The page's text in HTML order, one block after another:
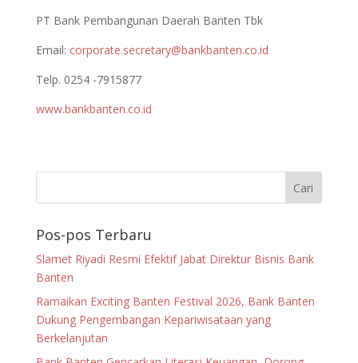
PT Bank Pembangunan Daerah Banten Tbk
Email: corporate.secretary@bankbanten.co.id
Telp. 0254 -7915877
www.bankbanten.co.id
Pos-pos Terbaru
Slamet Riyadi Resmi Efektif Jabat Direktur Bisnis Bank
Banten
Ramaikan Exciting Banten Festival 2026, Bank Banten
Dukung Pengembangan Kepariwisataan yang
Berkelanjutan